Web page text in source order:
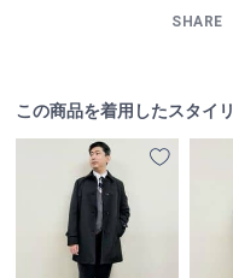
SHARE
この商品を着用したスタイ